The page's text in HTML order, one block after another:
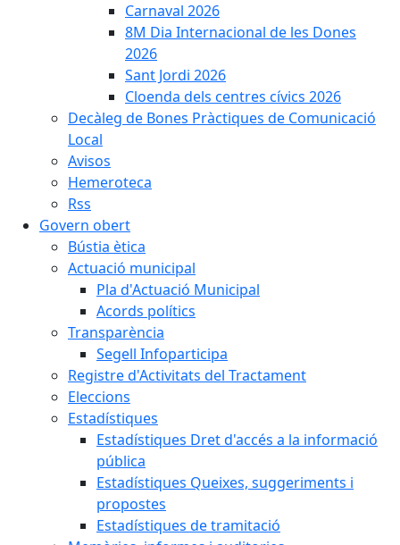
Carnaval 2026
8M Dia Internacional de les Dones
2026
Sant Jordi 2026
Cloenda dels centres cívics 2026
Decàleg de Bones Pràctiques de Comunicació
Local
Avisos
Hemeroteca
Rss
Govern obert
Bústia ètica
Actuació municipal
Pla d'Actuació Municipal
Acords polítics
Transparència
Segell Infoparticipa
Registre d'Activitats del Tractament
Eleccions
Estadístiques
Estadístiques Dret d'accés a la informació
pública
Estadístiques Queixes, suggeriments i
propostes
Estadístiques de tramitació